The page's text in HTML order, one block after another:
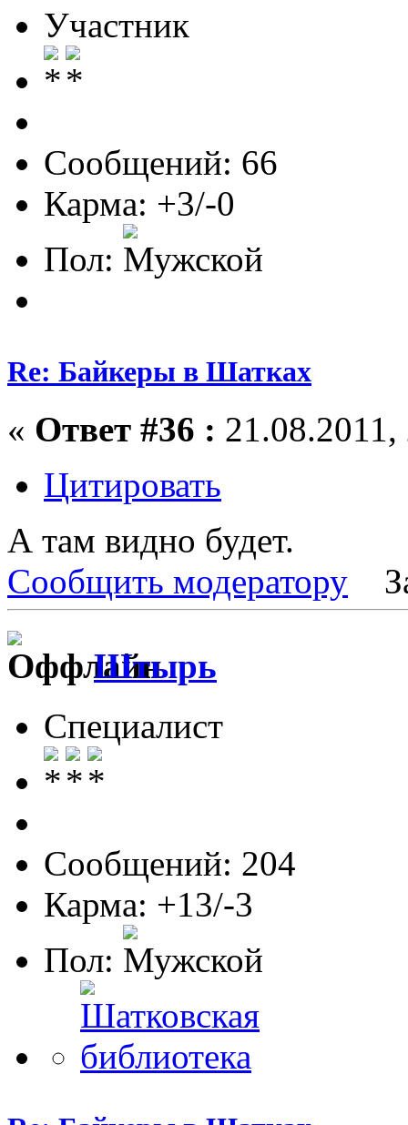
Участник
Сообщений: 66
Карма: +3/-0
Пол:
Re: Байкеры в Шатках
« Ответ #36 :
Цитировать
А там видно будет.
Сообщить модератору
Штырь
Специалист
Сообщений: 204
Карма: +13/-3
Пол: